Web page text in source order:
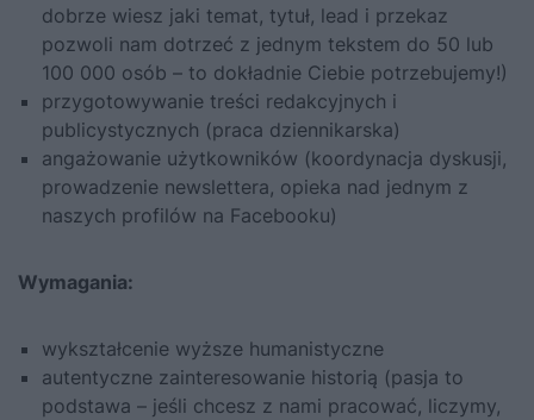
dobrze wiesz jaki temat, tytuł, lead i przekaz
pozwoli nam dotrzeć z jednym tekstem do 50 lub
100 000 osób – to dokładnie Ciebie potrzebujemy!)
przygotowywanie treści redakcyjnych i
publicystycznych (praca dziennikarska)
angażowanie użytkowników (koordynacja dyskusji,
prowadzenie newslettera, opieka nad jednym z
naszych profilów na Facebooku)
Wymagania:
wykształcenie wyższe humanistyczne
autentyczne zainteresowanie historią (pasja to
podstawa – jeśli chcesz z nami pracować, liczymy,